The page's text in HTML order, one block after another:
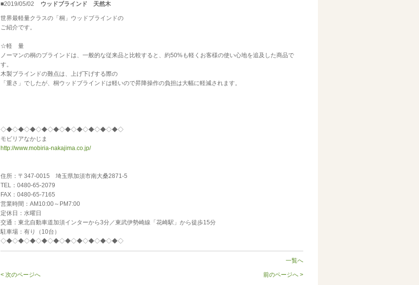
■2019/05/02 ウッドブラインド 天然木
世界最軽量クラスの「桐」ウッドブラインドの
ご紹介です。
☆軽 量
ノーマンの桐のブラインドは、一般的な従来品と比較すると、約50%も軽くお客様の使い心地を追及した商品で
す。
木製ブラインドの難点は、上げ下げする際の
「重さ」でしたが、桐ウッドブラインドは軽いので昇降操作の負担は大幅に軽減されます。
◇◆◇◆◇◆◇◆◇◆◇◆◇◆◇◆◇◆◇◆◇
モビリアなかじま
http://www.mobiria-nakajima.co.jp/
住所：〒347-0015 埼玉県加須市南大桑2871-5
TEL：0480-65-2079
FAX：0480-65-7165
営業時間：AM10:00～PM7:00
定休日：水曜日
交通：東北自動車道加須インターから3分／東武伊勢崎線「花崎駅」から徒歩15分
駐車場：有り（10台）
◇◆◇◆◇◆◇◆◇◆◇◆◇◆◇◆◇◆◇◆◇
一覧へ
< 次のページへ 前のページへ >